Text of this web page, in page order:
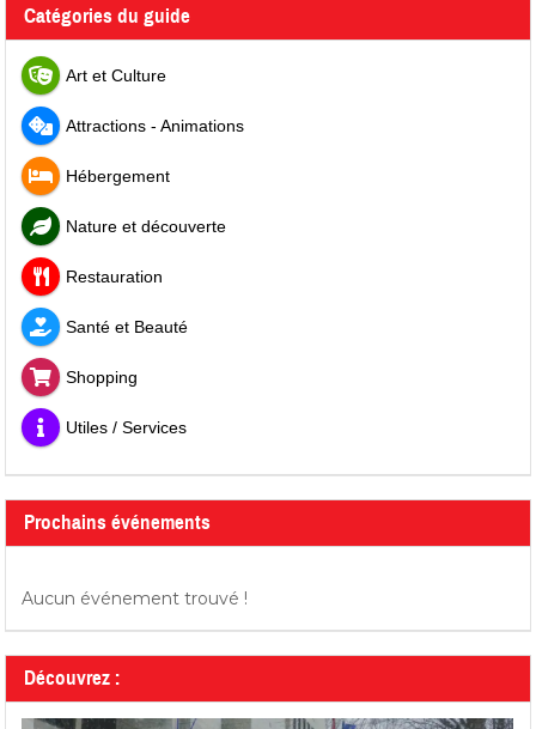
Catégories du guide
Art et Culture
Attractions - Animations
Hébergement
Nature et découverte
Restauration
Santé et Beauté
Shopping
Utiles / Services
Prochains événements
Aucun événement trouvé !
Découvrez :